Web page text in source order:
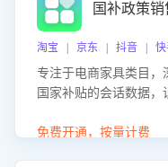
国补政策
淘宝 | 京东 | 抖音 | 快
专注于电商家具类目，
国家补贴的会话数据
化策略，助力商家利用
免费开通，按量计费